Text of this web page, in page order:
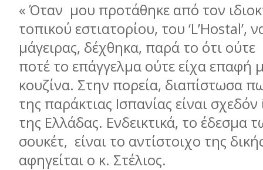
« Όταν μου προτάθηκε από τον
τοπικού εστιατορίου, του ‘L’Hostal’,
μάγειρας, δέχθηκα, παρά το ότι ούτε
ποτέ το επάγγελμα ούτε είχα επαφή
κουζίνα. Στην πορεία, διαπίστωσα
της παράκτιας Ισπανίας είναι
της Ελλάδας. Ενδεικτικά, το έδεσμα
σουκέτ, είναι το αντίστοιχο της
αφηγείται ο κ. Στέλιος.